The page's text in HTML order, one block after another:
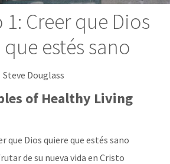
Creer que Dios
estés sano
Steve Douglass
of Healthy Living
que Dios quiere que estés sano
de su nueva vida en Cristo